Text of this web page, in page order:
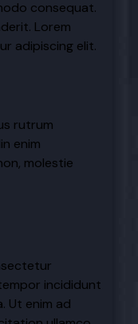
consequat.
Lorem
adipiscing elit.
rutrum
enim
molestie
incididunt
Ut enim ad